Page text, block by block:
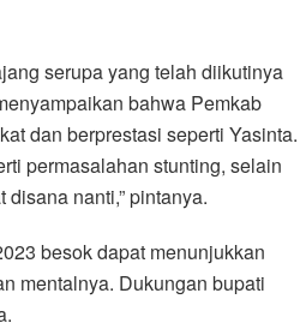
serupa yang telah diikutinya
bahwa Pemkab
dan berprestasi seperti Yasinta.
permasalahan stunting, selain
nanti,” pintanya.
besok dapat menunjukkan
mentalnya. Dukungan bupati